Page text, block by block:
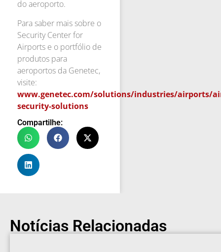
do aeroporto.
Para saber mais sobre o
Security Center for
Airports e o portfólio de
produtos para
aeroportos da Genetec,
visite:
www.genetec.com/solutions/industries/airports/
security-solutions
Compartilhe:
Notícias Relacionadas